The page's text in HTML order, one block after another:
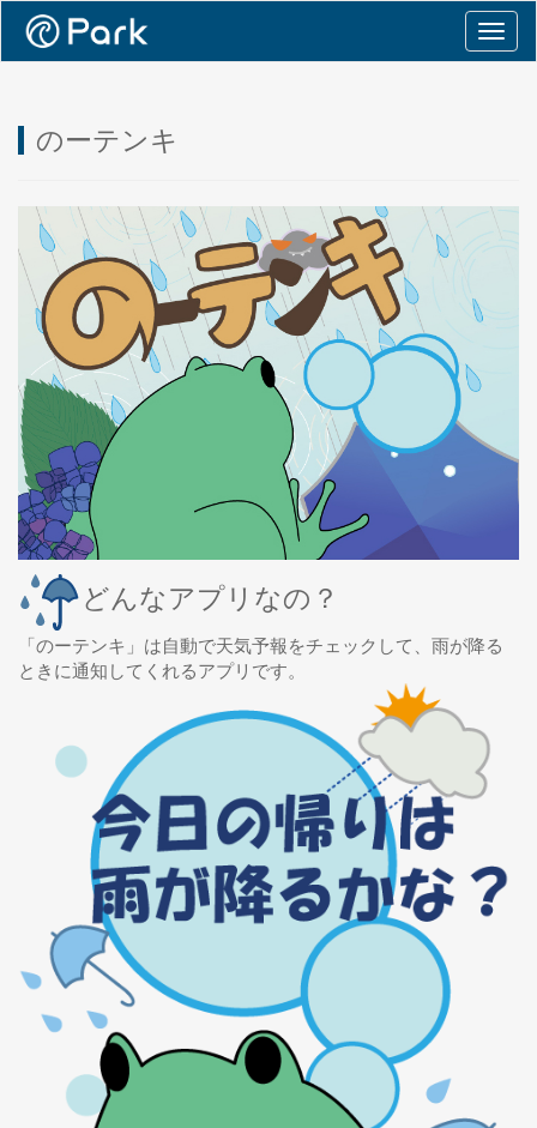
のーテンキ
どんなアプリなの？
「のーテンキ」は自動で天気予報をチェックして、雨が降る
ときに通知してくれるアプリです。